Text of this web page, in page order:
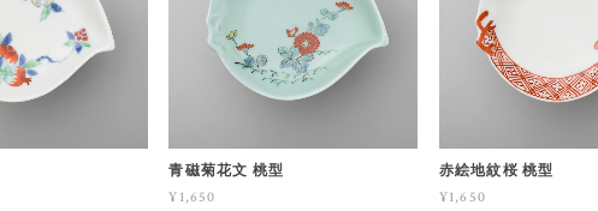
青磁菊花文 桃型
¥1,650
赤絵地紋桜 桃型
¥1,650